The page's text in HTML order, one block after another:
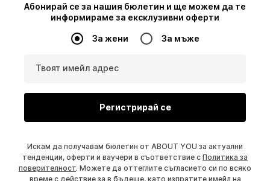
Абонирай се за нашия бюлетин и ще можем да те
информираме за ексклузивни оферти
За жени За мъже
Твоят имейл адрес
Регистрирай се
Искам да получавам бюлетин от ABOUT YOU за актуални
тенденции, оферти и ваучери в съответствие с Политика за
поверителност. Можете да оттеглите съгласието си по всяко
време с действие за в бъдеще, като изпратите имейл на